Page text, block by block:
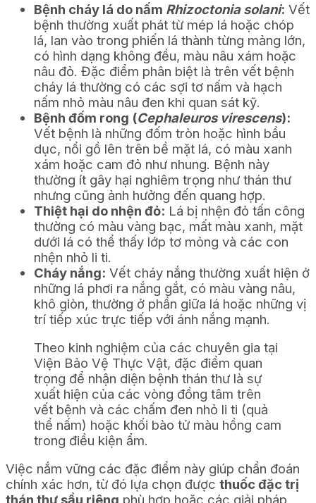
Bệnh cháy lá do nấm Rhizoctonia solani: Vết
bệnh thường xuất phát từ mép lá hoặc chóp
lá, lan vào trong phiến lá thành từng mảng lớn,
có hình dạng không đều, màu nâu xám hoặc
nâu đỏ. Đặc điểm phân biệt là trên vết bệnh
cháy lá thường có các sợi tơ nấm và hạch
nấm nhỏ màu nâu đen khi quan sát kỹ.
Bệnh đốm rong (Cephaleuros virescens):
Vết bệnh là những đốm tròn hoặc hình bầu
dục, nổi gồ lên trên bề mặt lá, có màu xanh
xám hoặc cam đỏ như nhung. Bệnh này
thường ít gây hại nghiêm trọng như thán thư
nhưng cũng ảnh hưởng đến quang hợp.
Thiệt hại do nhện đỏ: Lá bị nhện đỏ tấn công
thường có màu vàng bạc, mất màu xanh, mặt
dưới lá có thể thấy lớp tơ mỏng và các con
nhện nhỏ li ti.
Cháy nắng: Vết cháy nắng thường xuất hiện ở
những lá phơi ra nắng gắt, có màu vàng nâu,
khô giòn, thường ở phần giữa lá hoặc những vị
trí tiếp xúc trực tiếp với ánh nắng mạnh.
Theo kinh nghiệm của các chuyên gia tại
Viện Bảo Vệ Thực Vật, đặc điểm quan
trọng để nhận diện bệnh thán thư là sự
xuất hiện của các vòng đồng tâm trên
vết bệnh và các chấm đen nhỏ li ti (quả
thể nấm) hoặc khối bào tử màu hồng cam
trong điều kiện ẩm.
Việc nắm vững các đặc điểm này giúp chẩn đoán
chính xác hơn, từ đó lựa chọn được thuốc đặc trị
thán thư sầu riêng phù hợp hoặc các giải pháp